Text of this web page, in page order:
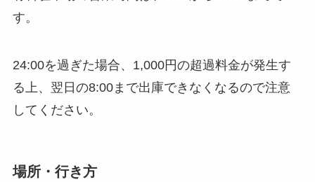
す。
24:00を過ぎた場合、1,000円の超過料金が発生す
る上、翌日の8:00まで出庫できなくなるので注意
してください。
場所・行き方